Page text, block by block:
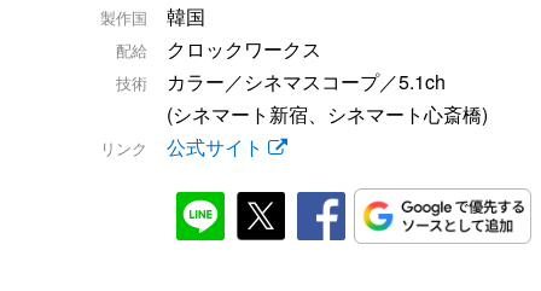
製作国 韓国
配給 クロックワークス
技術
カラー／シネマスコープ／5.1ch
(シネマート新宿、シネマート心斎橋)
リンク 公式サイト